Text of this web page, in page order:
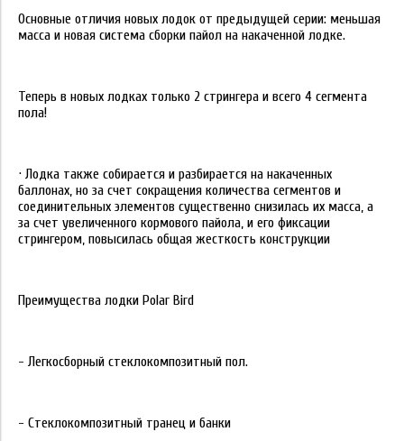
Основные отличия новых лодок от предыдущей серии: меньшая
масса и новая система сборки пайол на накаченной лодке.
Теперь в новых лодках только 2 стрингера и всего 4 сегмента
пола!
· Лодка также собирается и разбирается на накаченных
баллонах, но за счет сокращения количества сегментов и
соединительных элементов существенно снизилась их масса, а
за счет увеличенного кормового пайола, и его фиксации
стрингером, повысилась общая жесткость конструкции
Преимущества лодки Polar Bird
- Легкосборный стеклокомпозитный пол.
- Стеклокомпозитный транец и банки